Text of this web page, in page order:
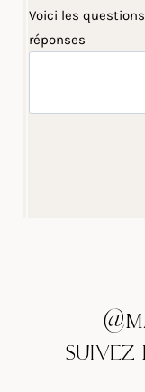
Voici les
réponses
SUIVEZ